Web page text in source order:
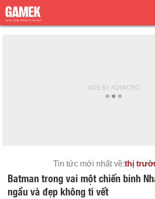
Tin tức mới nhất về:thị
Batman trong vai một chiến binh
ngầu và đẹp không tì vết